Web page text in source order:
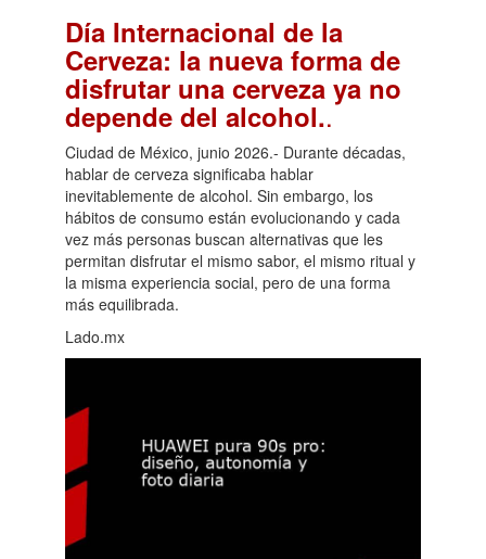
Día Internacional de la
Cerveza: la nueva forma de
disfrutar una cerveza ya no
depende del alcohol..
Ciudad de México, junio 2026.- Durante décadas,
hablar de cerveza significaba hablar
inevitablemente de alcohol. Sin embargo, los
hábitos de consumo están evolucionando y cada
vez más personas buscan alternativas que les
permitan disfrutar el mismo sabor, el mismo ritual y
la misma experiencia social, pero de una forma
más equilibrada.
Lado.mx